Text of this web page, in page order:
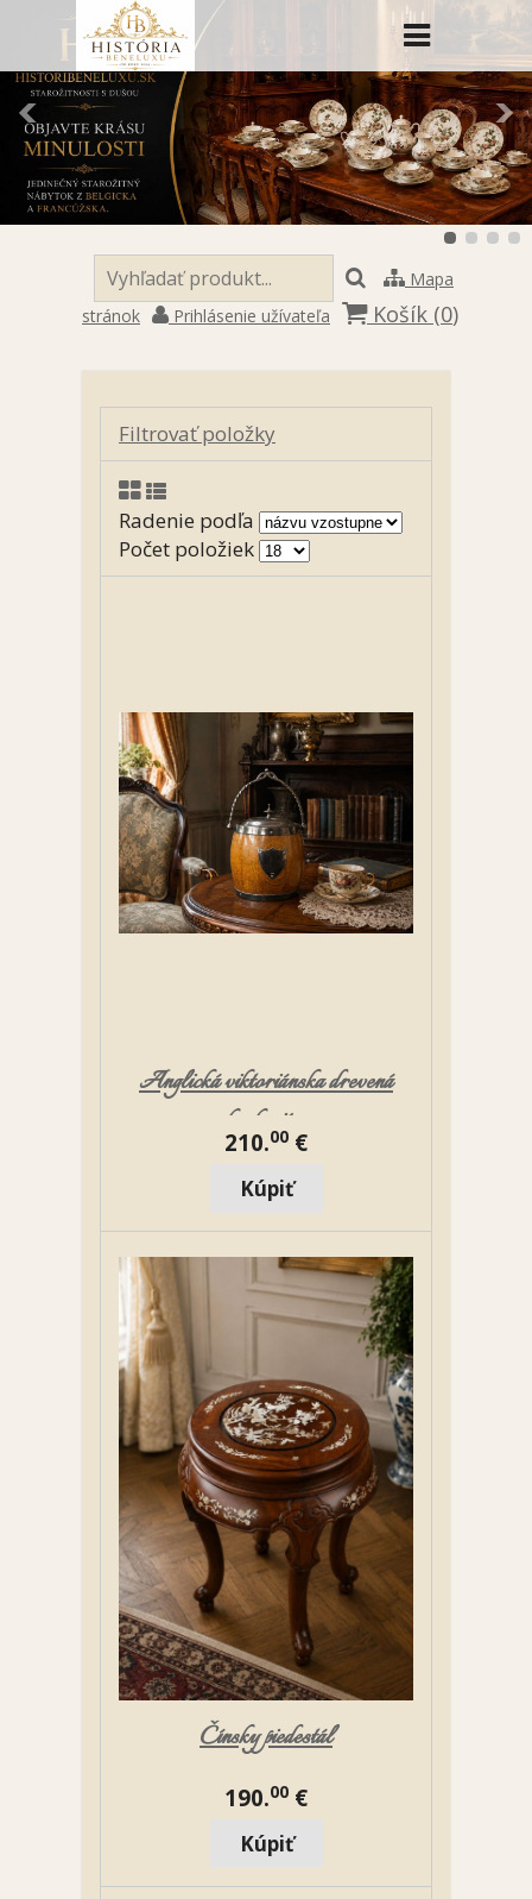
Mapa
stránok
Prihlásenie užívateľa Košík (0)
Filtrovať položky
Radenie podľa
Počet položiek
Anglická viktoriánska drevená
bonboniéra
210.00 €
Čínsky piedestál
190.00 €